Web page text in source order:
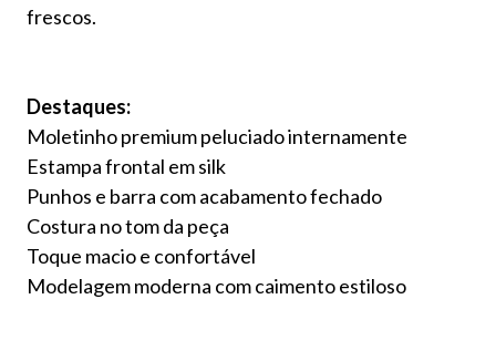
frescos.
Destaques:
Moletinho premium peluciado internamente
Estampa frontal em silk
Punhos e barra com acabamento fechado
Costura no tom da peça
Toque macio e confortável
Modelagem moderna com caimento estiloso